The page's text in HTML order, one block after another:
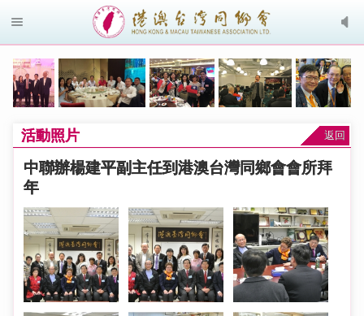
活動照片 返回
中聯辦楊建平副主任到港澳台灣同鄉會會所拜
年